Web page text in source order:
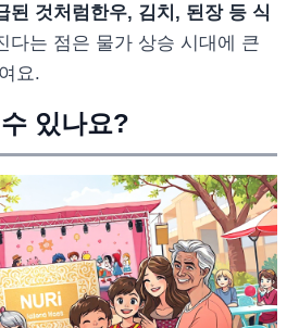
된 것처럼 한우, 김치, 된장 등 식
다는 점은 물가 상승 시대에 큰
요.
있나요?